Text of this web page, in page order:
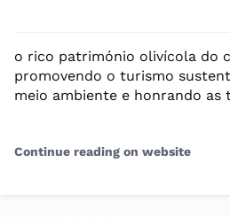
o rico património olivícola do
promovendo o turismo
meio ambiente e honrando as
Continue reading on website